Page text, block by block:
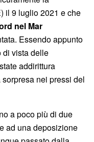
il 9 luglio 2021 e che
nel Mar
Essendo appunto
di vista delle
addirittura
nei pressi del
a poco più di due
ad una deposizione